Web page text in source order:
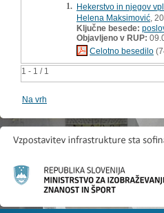
1 - 1 / 1
1. Hekerstvo in njegov
Helena Maksimović ,
Ključne besede:
Objavljeno v RUP:
Celotno besedilo
Na vrh